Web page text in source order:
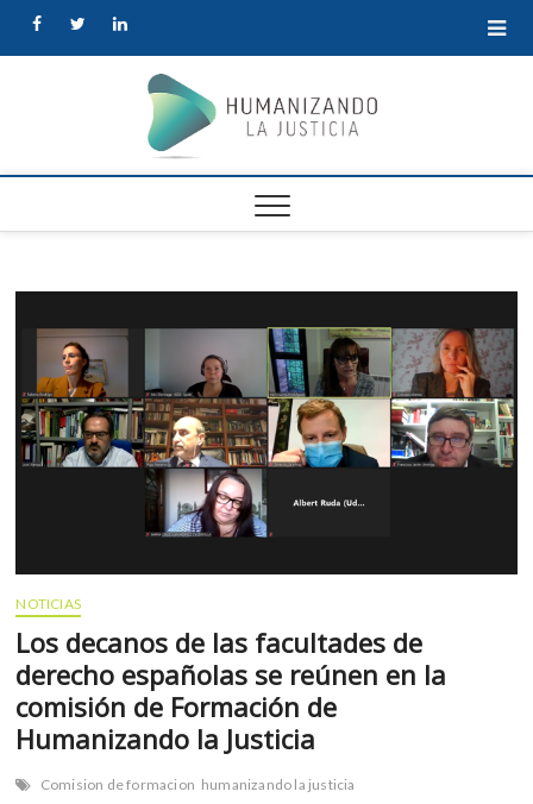
facebooktwitterlinkedin
NOTICIAS
Los decanos de las facultades de
derecho españolas se reúnen en la
comisión de Formación de
Humanizando la Justicia
Comision de formacion humanizando la justicia